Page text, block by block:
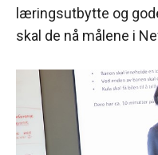
læringsutbytte og
skal de nå målene i